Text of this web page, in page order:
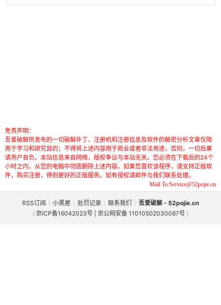
免责声明：
吾爱破解所发布的一切破解补丁、注册机和注册信息及软件的解密分析文章仅限
用于学习和研究目的；不得将上述内容用于商业或者非法用途，否则，一切后果
请用户自负。本站信息来自网络，版权争议与本站无关。您必须在下载后的24个
小时之内，从您的电脑中彻底删除上述内容。如果您喜欢该程序，请支持正版软
件，购买注册，得到更好的正版服务。如有侵权请邮件与我们联系处理。
Mail To:Service@52pojie.cn
RSS订阅 小黑屋 处罚记录 联系我们
吾爱破解 - 52pojie.cn
( 京ICP备16042023号 | 京公网安备 11010502030087号 )